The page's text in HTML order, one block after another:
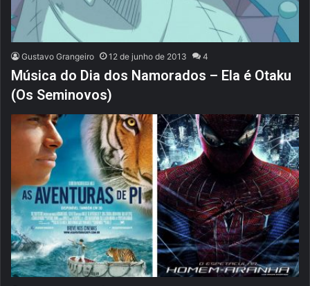
Gustavo Grangeiro 12 de junho de 2013 4
Música do Dia dos Namorados – Ela é Otaku
(Os Seminovos)